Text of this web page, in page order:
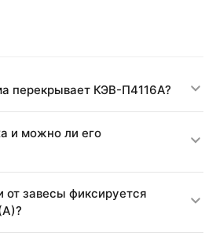
перекрывает КЭВ-П4116A?
и можно ли его
от завесы фиксируется